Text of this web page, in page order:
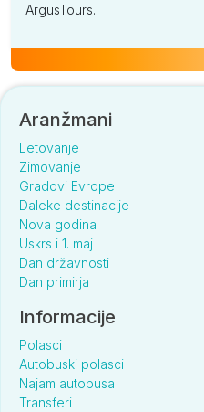
ArgusTours.
Aranžmani
Letovanje
Zimovanje
Gradovi Evrope
Daleke destinacije
Nova godina
Uskrs i 1. maj
Dan državnosti
Dan primirja
Informacije
Polasci
Autobuski polasci
Najam autobusa
Transferi